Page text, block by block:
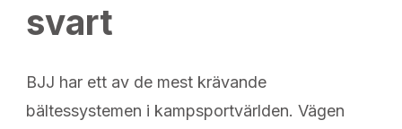
svart
BJJ har ett av de mest krävande
bältessystemen i kampsportvärlden. Vägen